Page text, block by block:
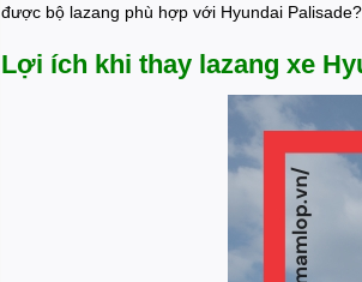
được bộ lazang phù hợp với Hyundai Palisade?
Lợi ích khi thay lazang xe